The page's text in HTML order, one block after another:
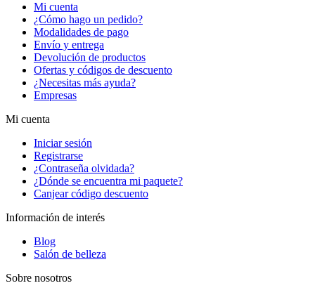
Mi cuenta
¿Cómo hago un pedido?
Modalidades de pago
Envío y entrega
Devolución de productos
Ofertas y códigos de descuento
¿Necesitas más ayuda?
Empresas
Mi cuenta
Iniciar sesión
Registrarse
¿Contraseña olvidada?
¿Dónde se encuentra mi paquete?
Canjear código descuento
Información de interés
Blog
Salón de belleza
Sobre nosotros